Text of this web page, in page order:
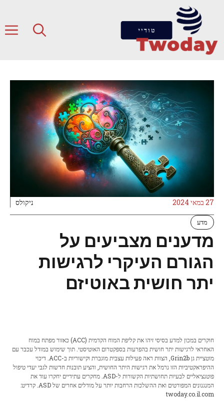
27 במאי 2024 ניקולס
מדע
מדענים מצביעים על
הגורם העיקרי לרגישות
יתר חושית באוטיזם
חוקרים במכון למדע בסיסי זיהו את קליפת המוח הקדמית (ACC) כאזור מפתח במוח
האחראי לרגישות יתר חושית בהפרעות בספקטרום האוטיסטי. תוך שימוש במודל עכבר עם
מוטציית גן Grin2b, הצוות ראה פעילות עצבית מוגברת וקישוריות ב-ACC. דיכוי
ההיפראקטיביות הזו נרמל את רגישות היתר החושית, והציע תובנות חדשות לגבי יעדי טיפול
פוטנציאליים לבעיות תחושתיות הקשורות ל-ASD. מחקרים עתידיים יחקרו עוד את
המנגנונים המפורטים ואת ההשלכות הרחבות יותר על מודלים אחרים של ASD. קרדיט:
twoday.co.il.com